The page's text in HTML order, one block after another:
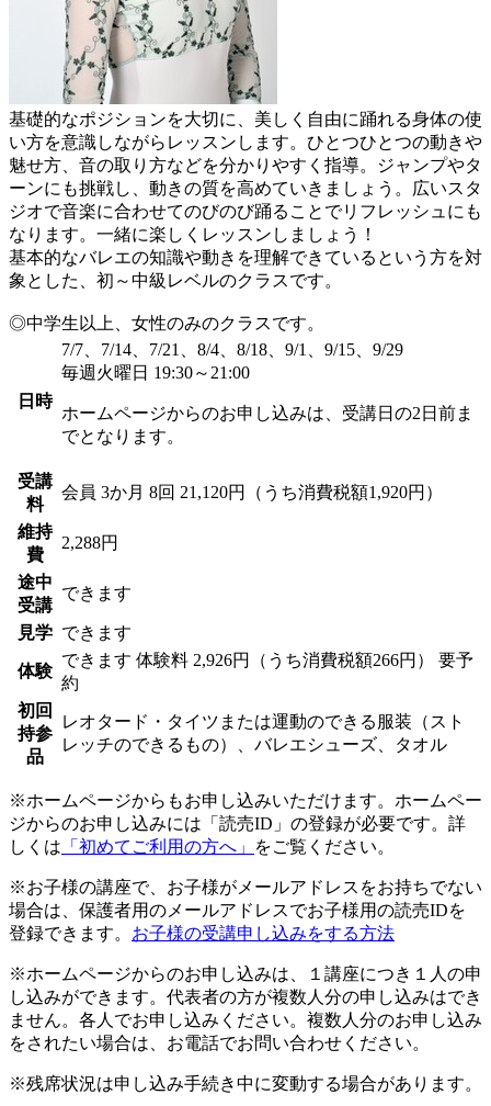
基礎的なポジションを大切に、美しく自由に踊れる身体の使
い方を意識しながらレッスンします。ひとつひとつの動きや
魅せ方、音の取り方などを分かりやすく指導。ジャンプやタ
ーンにも挑戦し、動きの質を高めていきましょう。広いスタ
ジオで音楽に合わせてのびのび踊ることでリフレッシュにも
なります。一緒に楽しくレッスンしましょう！
基本的なバレエの知識や動きを理解できているという方を対
象とした、初～中級レベルのクラスです。
◎中学生以上、女性のみのクラスです。
日時
7/7、7/14、7/21、8/4、8/18、9/1、9/15、9/29
毎週火曜日 19:30～21:00
ホームページからのお申し込みは、受講日の2日前ま
でとなります。
受講
料
会員 3か月 8回 21,120円（うち消費税額1,920円）
維持
費
2,288円
途中
受講
できます
見学 できます
体験
できます 体験料 2,926円（うち消費税額266円） 要予
約
初回
持参
品
レオタード・タイツまたは運動のできる服装（スト
レッチのできるもの）、バレエシューズ、タオル
※ホームページからもお申し込みいただけます。ホームペー
ジからのお申し込みには「読売ID」の登録が必要です。詳
しくは 「初めてご利用の方へ」 をご覧ください。
※お子様の講座で、お子様がメールアドレスをお持ちでない
場合は、保護者用のメールアドレスでお子様用の読売IDを
登録できます。 お子様の受講申し込みをする方法
※ホームページからのお申し込みは、１講座につき１人の申
し込みができます。代表者の方が複数人分の申し込みはでき
ません。各人でお申し込みください。複数人分のお申し込み
をされたい場合は、お電話でお問い合わせください。
※残席状況は申し込み手続き中に変動する場合があります。